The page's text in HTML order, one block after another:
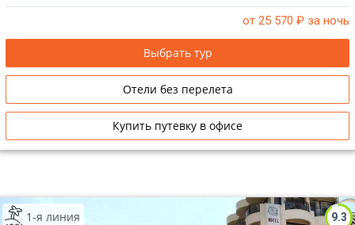
от 25 570 ₽ за ночь
Выбрать тур
Отели без перелета
Купить путевку в офисе
9.3
1-я линия